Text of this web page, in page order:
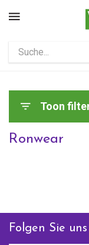
Toon
Ronwear
Folgen Sie